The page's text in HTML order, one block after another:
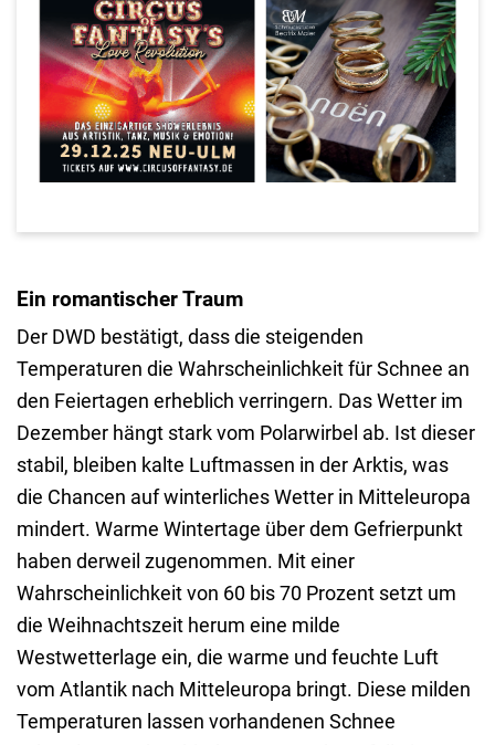
Ein romantischer Traum
Der DWD bestätigt, dass die steigenden
Temperaturen die Wahrscheinlichkeit für Schnee an
den Feiertagen erheblich verringern. Das Wetter im
Dezember hängt stark vom Polarwirbel ab. Ist dieser
stabil, bleiben kalte Luftmassen in der Arktis, was
die Chancen auf winterliches Wetter in Mitteleuropa
mindert. Warme Wintertage über dem Gefrierpunkt
haben derweil zugenommen. Mit einer
Wahrscheinlichkeit von 60 bis 70 Prozent setzt um
die Weihnachtszeit herum eine milde
Westwetterlage ein, die warme und feuchte Luft
vom Atlantik nach Mitteleuropa bringt. Diese milden
Temperaturen lassen vorhandenen Schnee